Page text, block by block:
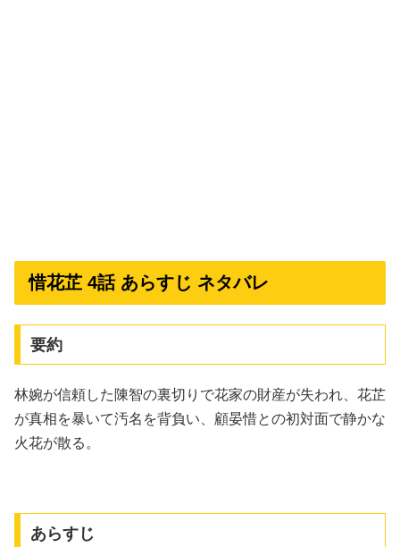
惜花芷 4話 あらすじ ネタバレ
要約
林婉が信頼した陳智の裏切りで花家の財産が失われ、花芷
が真相を暴いて汚名を背負い、顧晏惜との初対面で静かな
火花が散る。
あらすじ